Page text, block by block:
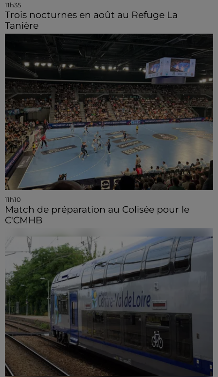
11h35
Trois nocturnes en août au Refuge La
Tanière
11h10
Match de préparation au Colisée pour le
C'CMHB